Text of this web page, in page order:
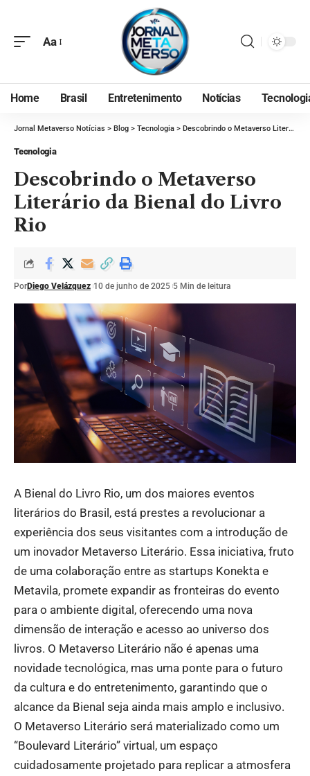
Aa
Home Brasil Entretenimento Notícias
Jornal Metaverso Notícias > Blog > Tecnologia > Descobrindo o Metaverso Literário da Bienal do Livro Rio
Tecnologia
Descobrindo o Metaverso
Literário da Bienal do Livro
Rio
PorDiego Velázquez 10 de junho de 2025 5 Min de leitura
A Bienal do Livro Rio, um dos maiores eventos
literários do Brasil, está prestes a revolucionar a
experiência dos seus visitantes com a introdução de
um inovador Metaverso Literário. Essa iniciativa, fruto
de uma colaboração entre as startups Konekta e
Metavila, promete expandir as fronteiras do evento
para o ambiente digital, oferecendo uma nova
dimensão de interação e acesso ao universo dos
livros. O Metaverso Literário não é apenas uma
novidade tecnológica, mas uma ponte para o futuro
da cultura e do entretenimento, garantindo que o
alcance da Bienal seja ainda mais amplo e inclusivo.
O Metaverso Literário será materializado como um
“Boulevard Literário” virtual, um espaço
cuidadosamente projetado para replicar a atmosfera